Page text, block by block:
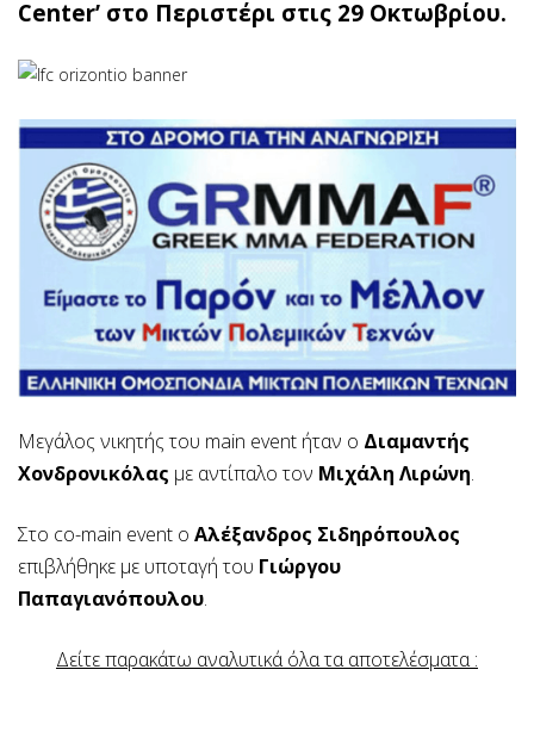
Center’ στο Περιστέρι στις 29 Οκτωβρίου.
Μεγάλος νικητής του main event ήταν ο Διαμαντής
Χονδρονικόλας με αντίπαλο τον Μιχάλη Λιρώνη.
Στο co-main event o Αλέξανδρος Σιδηρόπουλος
επιβλήθηκε με υποταγή του Γιώργου
Παπαγιανόπουλου.
Δείτε παρακάτω αναλυτικά όλα τα αποτελέσματα :